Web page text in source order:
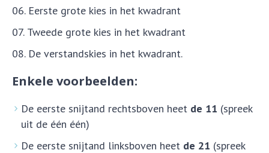
Eerste grote kies in het kwadrant
Tweede grote kies in het kwadrant
De verstandskies in het kwadrant.
Enkele voorbeelden:
De eerste snijtand rechtsboven heet de 11 (spreek
uit de één één)
De eerste snijtand linksboven heet de 21 (spreek